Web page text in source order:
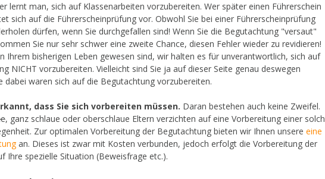
lernt man, sich auf Klassenarbeiten vorzubereiten. Wer später einen Führerschein
sich auf die Führerscheinprüfung vor. Obwohl Sie bei einer Führerscheinprüfung
dürfen, wenn Sie durchgefallen sind! Wenn Sie die Begutachtung "versaut"
Sie nur sehr schwer eine zweite Chance, diesen Fehler wieder zu revidieren!
Ihrem bisherigen Leben gewesen sind, wir halten es für unverantwortlich, sich auf
NICHT vorzubereiten. Vielleicht sind Sie ja auf dieser Seite genau deswegen
dabei waren sich auf die Begutachtung vorzubereiten.
dass Sie sich vorbereiten müssen. Daran bestehen auch keine Zweifel.
, ganz schlaue oder oberschlaue Eltern verzichten auf eine Vorbereitung einer solch
Zur optimalen Vorbereitung der Begutachtung bieten wir Ihnen unsere eine
an. Dieses ist zwar mit Kosten verbunden, jedoch erfolgt die Vorbereitung der
Ihre spezielle Situation (Beweisfrage etc.).